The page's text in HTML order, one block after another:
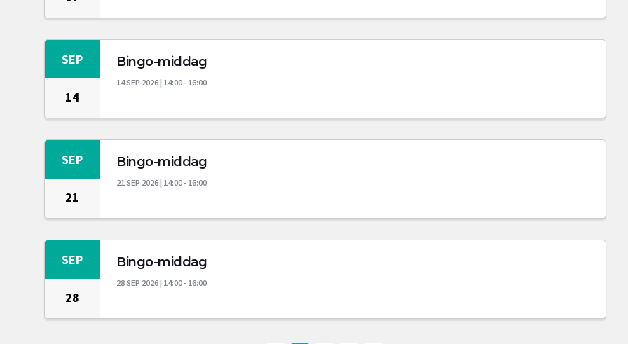
SEP
14
Bingo-middag
14 SEP 2026 | 14:00 - 16:00
SEP
21
Bingo-middag
21 SEP 2026 | 14:00 - 16:00
SEP
28
Bingo-middag
28 SEP 2026 | 14:00 - 16:00